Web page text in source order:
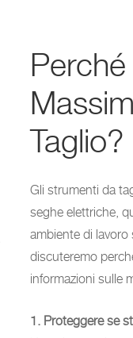
Taglio?
Gli strumenti da
seghe elettriche,
ambiente di lavoro
discuteremo
informazioni sulle
1. Proteggere se